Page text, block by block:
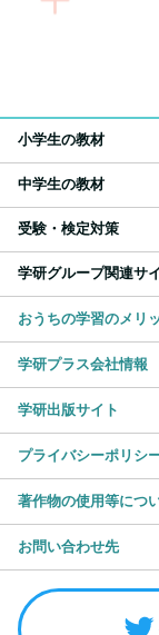
小学生の教材
中学生の教材
受験・検定対策
学研グループ関連サ
おうちの学習のメリ
学研プラス会社情報
学研出版サイト
プライバシーポリシ
著作物の使用等につ
お問い合わせ先